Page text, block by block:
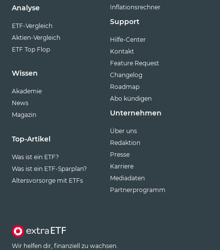
Analyse
ETF-Vergleich
Aktien-Vergleich
ETF Top Flop
Wissen
Akademie
News
Magazin
Top-Artikel
Was ist ein ETF?
Was ist ein ETF-Sparplan?
Altersvorsorge mit ETFs
Inflationsrechner
Support
Hilfe-Center
Kontakt
Feature Request
Changelog
Roadmap
Abo kündigen
Unternehmen
Über uns
Redaktion
Presse
Karriere
Mediadaten
Partnerprogramm
Wir helfen dir, finanziell zu wachsen.